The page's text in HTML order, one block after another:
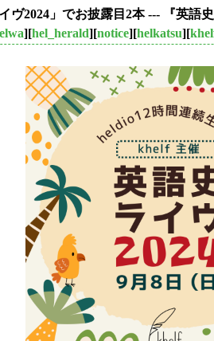
ヴ2024」でお披露目2本 --- 『英
][hel_herald][notice][helkatsu][